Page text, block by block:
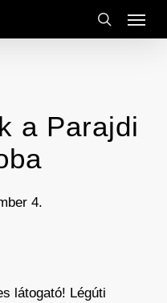
search
Menu
a Parajdi
4.
látogató! Légúti